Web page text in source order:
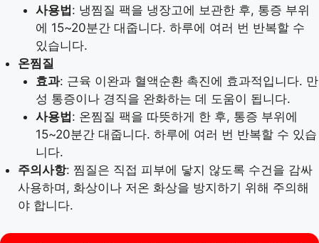
사용법 : 냉찜질 팩을 냉장고에 보관한 후, 통증 부위
에 15~20분간 대줍니다. 하루에 여러 번 반복할 수
있습니다.
온찜질
효과: 근육 이완과 혈액순환 촉진에 효과적입니다. 만
성 통증이나 경직을 완화하는 데 도움이 됩니다.
사용법 : 온찜질 팩을 따뜻하게 한 후, 통증 부위에
15~20분간 대줍니다. 하루에 여러 번 반복할 수 있습
니다.
주의사항: 찜질은 직접 피부에 닿지 않도록 수건을 감싸
사용하며, 화상이나 저온 화상을 방지하기 위해 주의해
야 합니다.